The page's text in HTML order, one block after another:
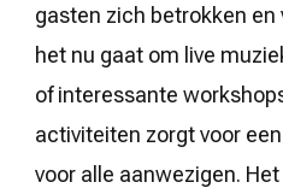
gasten zich betrokken en
het nu gaat om live
of interessante
activiteiten zorgt voor
voor alle aanwezigen.